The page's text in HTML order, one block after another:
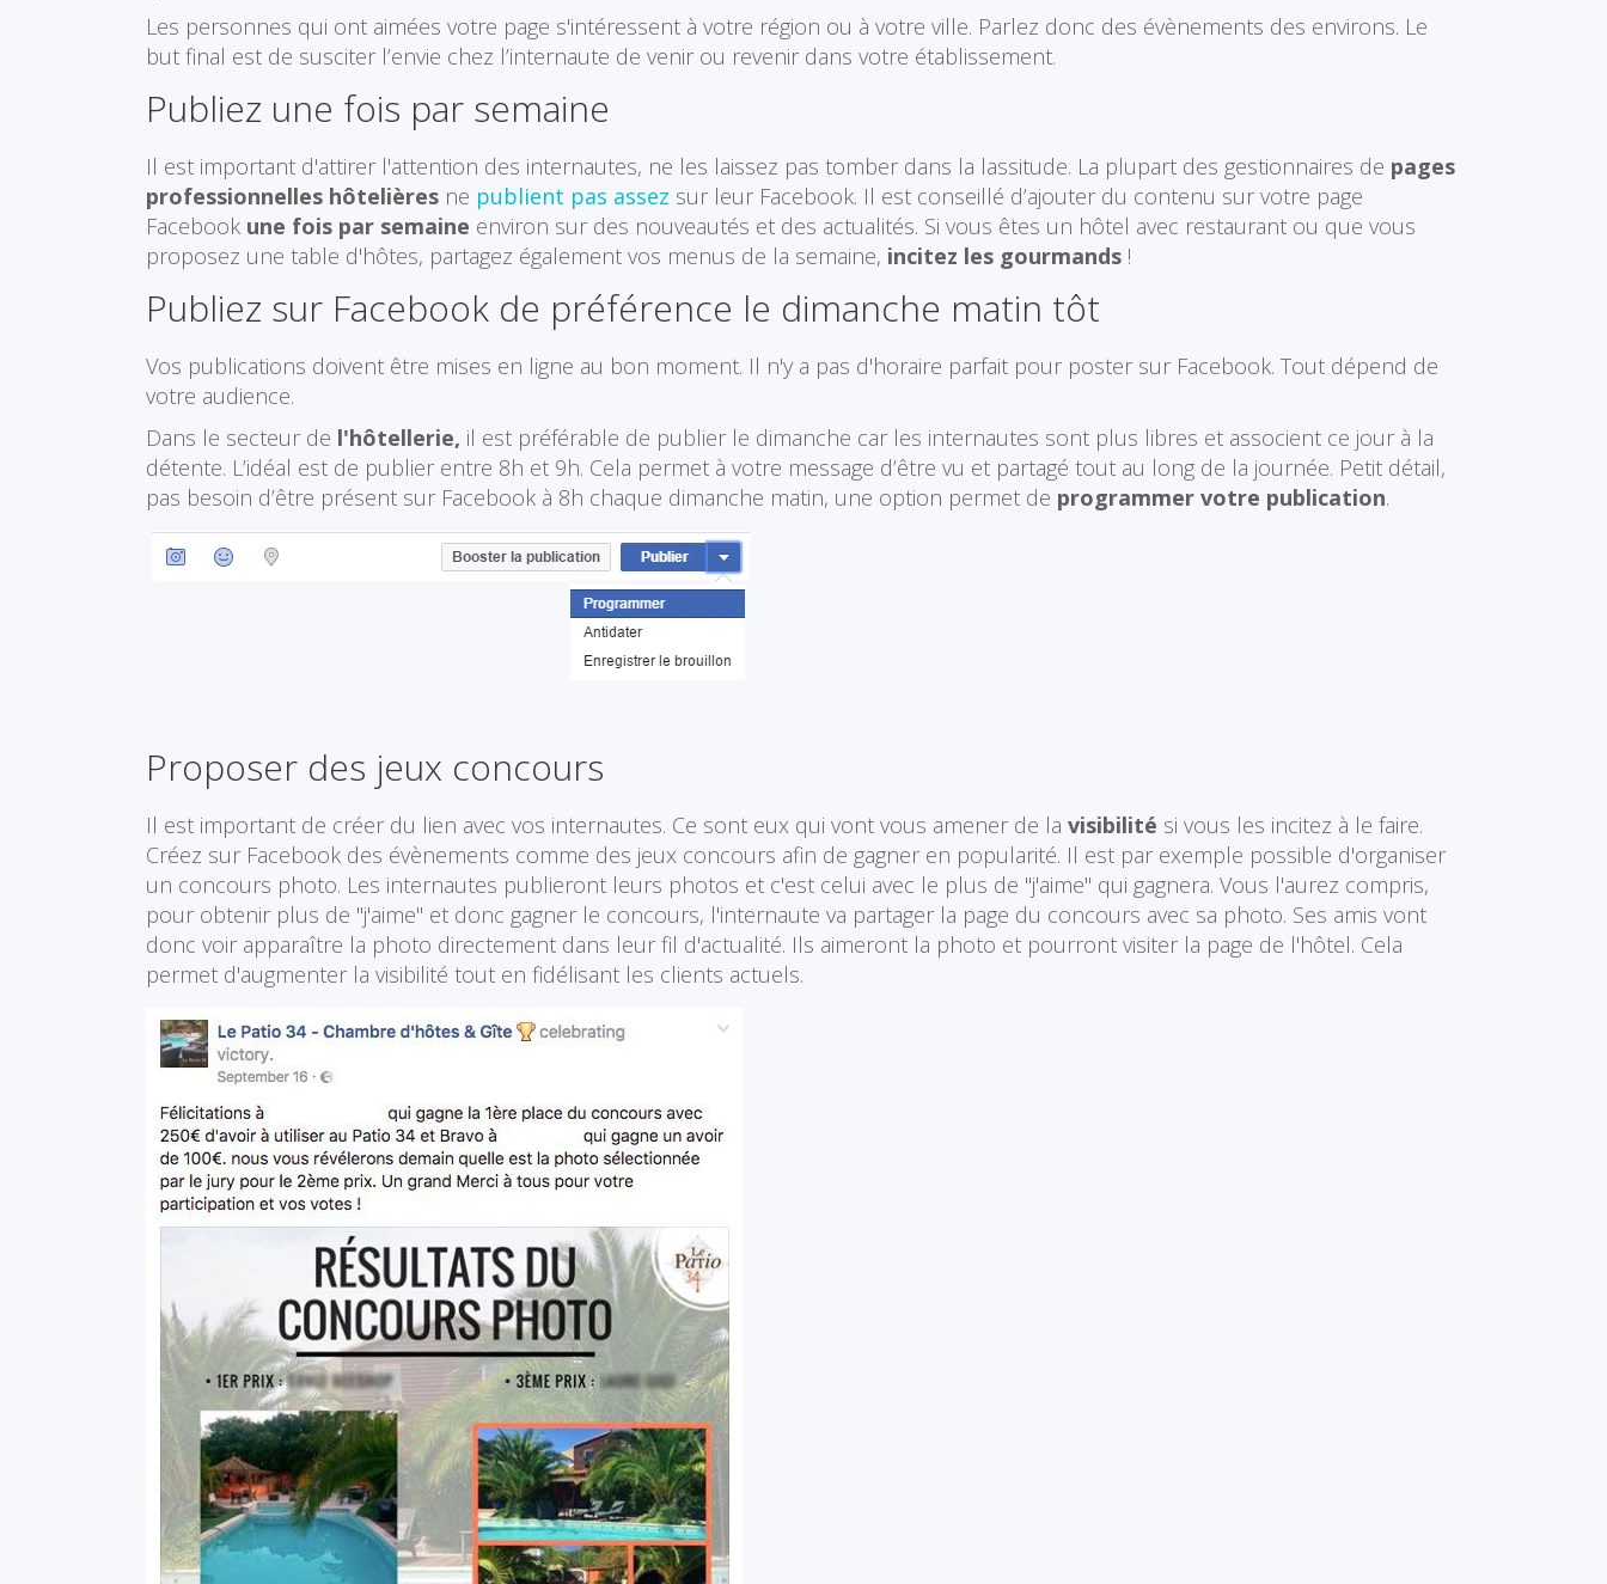
Les personnes qui ont aimées votre page s'intéressent à votre région ou à votre ville. Parlez donc des évènements des environs. Le
but final est de susciter l’envie chez l’internaute de venir ou revenir dans votre établissement.
Publiez une fois par semaine
Il est important d'attirer l'attention des internautes, ne les laissez pas tomber dans la lassitude. La plupart des gestionnaires de pages
professionnelles hôtelières ne publient pas assez sur leur Facebook. Il est conseillé d’ajouter du contenu sur votre page
Facebook une fois par semaine environ sur des nouveautés et des actualités. Si vous êtes un hôtel avec restaurant ou que vous
proposez une table d'hôtes, partagez également vos menus de la semaine, incitez les gourmands !
Publiez sur Facebook de préférence le dimanche matin tôt
Vos publications doivent être mises en ligne au bon moment. Il n'y a pas d'horaire parfait pour poster sur Facebook. Tout dépend de
votre audience.
Dans le secteur de l'hôtellerie, il est préférable de publier le dimanche car les internautes sont plus libres et associent ce jour à la
détente. L’idéal est de publier entre 8h et 9h. Cela permet à votre message d’être vu et partagé tout au long de la journée. Petit détail,
pas besoin d’être présent sur Facebook à 8h chaque dimanche matin, une option permet de programmer votre publication.
Proposer des jeux concours
Il est important de créer du lien avec vos internautes. Ce sont eux qui vont vous amener de la visibilité si vous les incitez à le faire.
Créez sur Facebook des évènements comme des jeux concours afin de gagner en popularité. Il est par exemple possible d'organiser
un concours photo. Les internautes publieront leurs photos et c'est celui avec le plus de "j'aime" qui gagnera. Vous l'aurez compris,
pour obtenir plus de "j'aime" et donc gagner le concours, l'internaute va partager la page du concours avec sa photo. Ses amis vont
donc voir apparaître la photo directement dans leur fil d'actualité. Ils aimeront la photo et pourront visiter la page de l'hôtel. Cela
permet d'augmenter la visibilité tout en fidélisant les clients actuels.